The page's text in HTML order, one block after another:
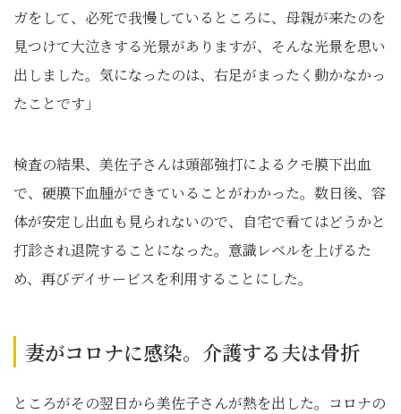
ガをして、必死で我慢しているところに、母親が来たのを
見つけて大泣きする光景がありますが、そんな光景を思い
出しました。気になったのは、右足がまったく動かなかっ
たことです」
検査の結果、美佐子さんは頭部強打によるクモ膜下出血
で、硬膜下血腫ができていることがわかった。数日後、容
体が安定し出血も見られないので、自宅で看てはどうかと
打診され退院することになった。意識レベルを上げるた
め、再びデイサービスを利用することにした。
妻がコロナに感染。介護する夫は骨折
ところがその翌日から美佐子さんが熱を出した。コロナの